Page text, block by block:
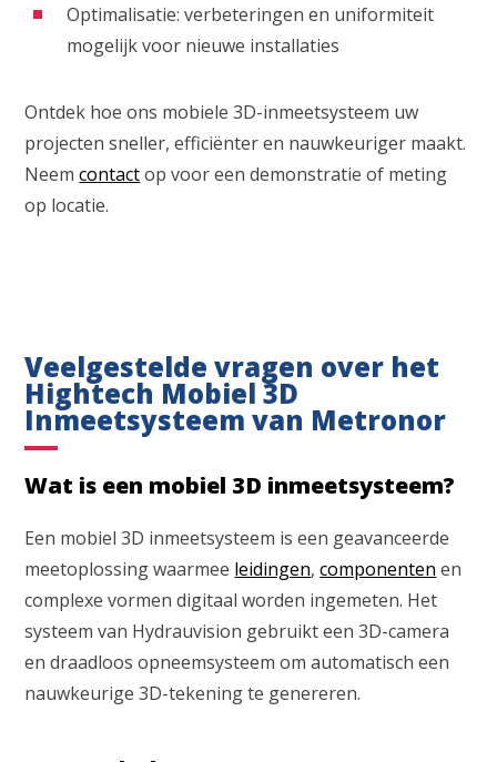
Optimalisatie: verbeteringen en uniformiteit
mogelijk voor nieuwe installaties
Ontdek hoe ons mobiele 3D-inmeetsysteem uw
projecten sneller, efficiënter en nauwkeuriger maakt.
Neemcontactop voor een demonstratie of meting
op locatie.
Veelgestelde vragen over het
Hightech Mobiel 3D
Inmeetsysteem van Metronor
Wat is een mobiel 3D inmeetsysteem?
Een mobiel 3D inmeetsysteem is een geavanceerde
meetoplossing waarmee leidingen,componenten en
complexe vormen digitaal worden ingemeten. Het
systeem van Hydrauvision gebruikt een 3D-camera
en draadloos opneemsysteem om automatisch een
nauwkeurige 3D-tekening te genereren.